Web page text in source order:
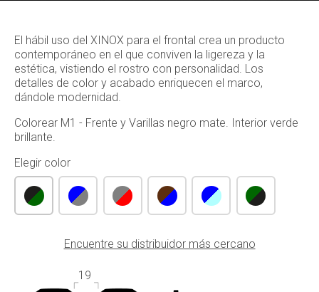
El hábil uso del XINOX para el frontal crea un producto
contemporáneo en el que conviven la ligereza y la
estética, vistiendo el rostro con personalidad. Los
detalles de color y acabado enriquecen el marco,
dándole modernidad.
Colorear M1 - Frente y Varillas negro mate. Interior verde
brillante.
Elegir color
Encuentre su distribuidor más cercano
19